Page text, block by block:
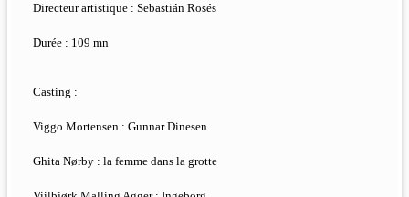
Directeur artistique : Sebastián Rosés
Durée : 109 mn
Casting :
Viggo Mortensen : Gunnar Dinesen
Ghita Nørby : la femme dans la grotte